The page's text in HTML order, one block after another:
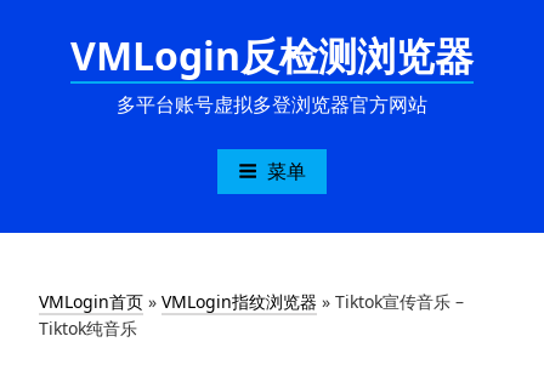
VMLogin反检测浏览器
多平台账号虚拟多登浏览器官方网站
菜单
VMLogin首页 » VMLogin指纹浏览器 » Tiktok宣传音乐 –
Tiktok纯音乐